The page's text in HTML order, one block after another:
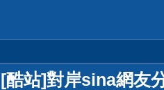
[酷站]對岸sina網友